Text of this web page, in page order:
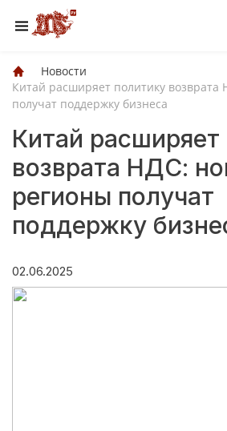
Новости
Китай расширяет политику
получат поддержку бизнеса
Китай расширяет
возврата НДС:
регионы получат
поддержку
02.06.2025